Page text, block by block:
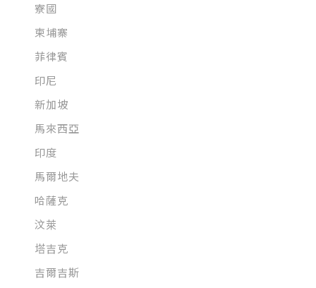
寮國
柬埔寨
菲律賓
印尼
新加坡
馬來西亞
印度
馬爾地夫
哈薩克
汶萊
塔吉克
吉爾吉斯